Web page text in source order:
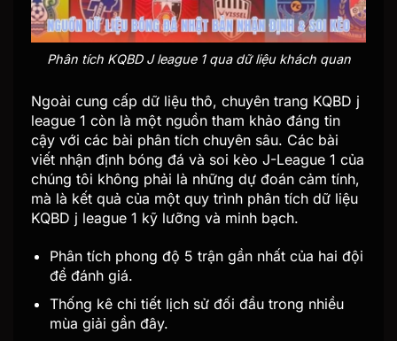
Phân tích KQBD J league 1 qua dữ liệu khách quan
Ngoài cung cấp dữ liệu thô, chuyên trang KQBD j
league 1 còn là một nguồn tham khảo đáng tin
cậy với các bài phân tích chuyên sâu. Các bài
viết nhận định bóng đá và soi kèo J-League 1 của
chúng tôi không phải là những dự đoán cảm tính,
mà là kết quả của một quy trình phân tích dữ liệu
KQBD j league 1 kỹ lưỡng và minh bạch.
Phân tích phong độ 5 trận gần nhất của hai đội
để đánh giá.
Thống kê chi tiết lịch sử đối đầu trong nhiều
mùa giải gần đây.